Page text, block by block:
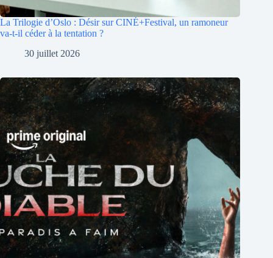
La Trilogie d’Oslo : Désir sur CINÉ+Festival, un ramoneur
va-t-il céder à la tentation ?
30 juillet 2026